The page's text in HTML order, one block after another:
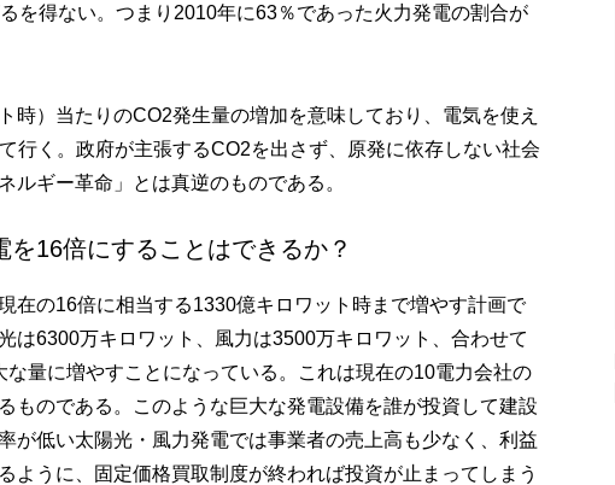
を得ない。つまり2010年に63％であった火力発電の割合が
時）当たりのCO2発生量の増加を意味しており、電気を使え
行く。政府が主張するCO2を出さず、原発に依存しない社会
ルギー革命」とは真逆のものである。
を16倍にすることはできるか？
在の16倍に相当する1330億キロワット時まで増やす計画で
は6300万キロワット、風力は3500万キロワット、合わせて
量に増やすことになっている。これは現在の10電力会社の
ものである。このような巨大な発電設備を誰が投資して建設
低い太陽光・風力発電では事業者の売上高も少なく、利益
ように、固定価格買取制度が終われば投資が止まってしまう